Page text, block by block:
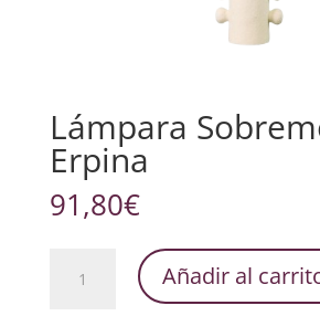
Lámpara
Erpina
91,80€
Sobremesa
Añadir al